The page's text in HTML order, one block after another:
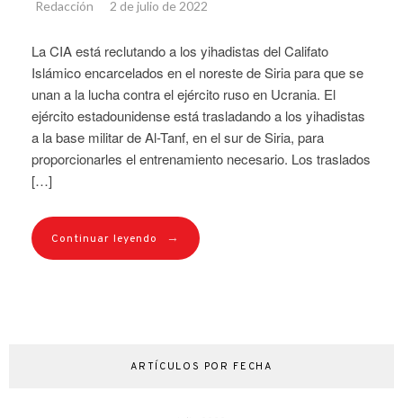
Redacción 2 de julio de 2022
La CIA está reclutando a los yihadistas del Califato
Islámico encarcelados en el noreste de Siria para que se
unan a la lucha contra el ejército ruso en Ucrania. El
ejército estadounidense está trasladando a los yihadistas
a la base militar de Al-Tanf, en el sur de Siria, para
proporcionarles el entrenamiento necesario. Los traslados
[…]
Continuar leyendo →
ARTÍCULOS POR FECHA